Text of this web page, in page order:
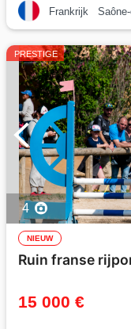
Frankrijk
PRESTIGE
4
NIEUW
Ruin franse
15 000 €